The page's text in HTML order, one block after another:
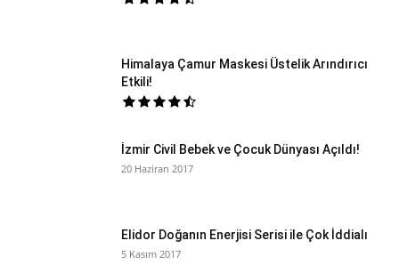
Himalaya Çamur Maskesi Üstelik Arındırıcı
Etkili!
İzmir Civil Bebek ve Çocuk Dünyası Açıldı!
20 Haziran 2017
Elidor Doğanın Enerjisi Serisi ile Çok İddialı
5 Kasım 2017